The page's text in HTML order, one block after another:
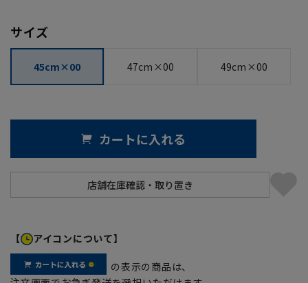
サイズ
45cm×00 47cm×00 49cm×00
カートに入れる
【 アイコンについて】
の表示の商品は、